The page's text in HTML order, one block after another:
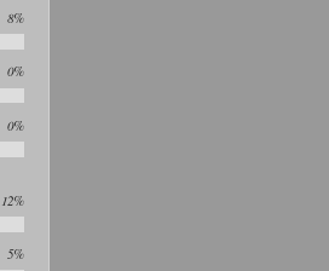
8%
0%
0%
12%
5%